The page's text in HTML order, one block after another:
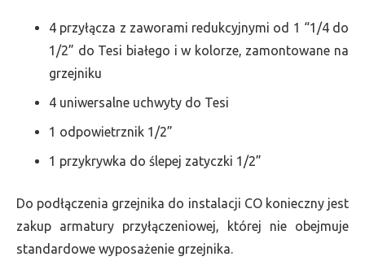
4 przyłącza z zaworami redukcyjnymi od 1 “1/4 do
1/2” do Tesi białego i w kolorze, zamontowane na
grzejniku
4 uniwersalne uchwyty do Tesi
1 odpowietrznik 1/2”
1 przykrywka do ślepej zatyczki 1/2”
Do podłączenia grzejnika do instalacji CO konieczny jest
zakup armatury przyłączeniowej, której nie obejmuje
standardowe wyposażenie grzejnika.